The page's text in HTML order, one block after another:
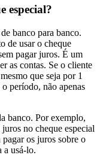
especial?
banco para banco.
de usar o cheque
pagar juros. É um
as contas. Se o cliente
que seja por 1
período, não apenas
banco. Por exemplo,
no cheque especial
os juros sobre o
a usá-lo.